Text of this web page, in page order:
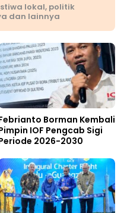
lokal, politik
dan lainnya
Borman Kembali
IOF Pengcab Sigi
2026-2030